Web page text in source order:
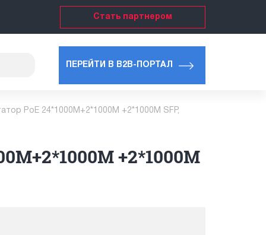
Стать партнером
ПЕРЕЙТИ В B2B-ПОРТАЛ
PoE 24*1000M+2*1000M +2*1000M SFP,
+2*1000M